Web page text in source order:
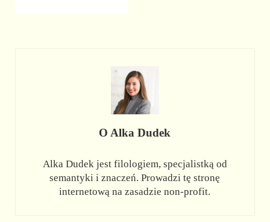
O Alka Dudek
Alka Dudek jest filologiem, specjalistką od
semantyki i znaczeń. Prowadzi tę stronę
internetową na zasadzie non-profit.